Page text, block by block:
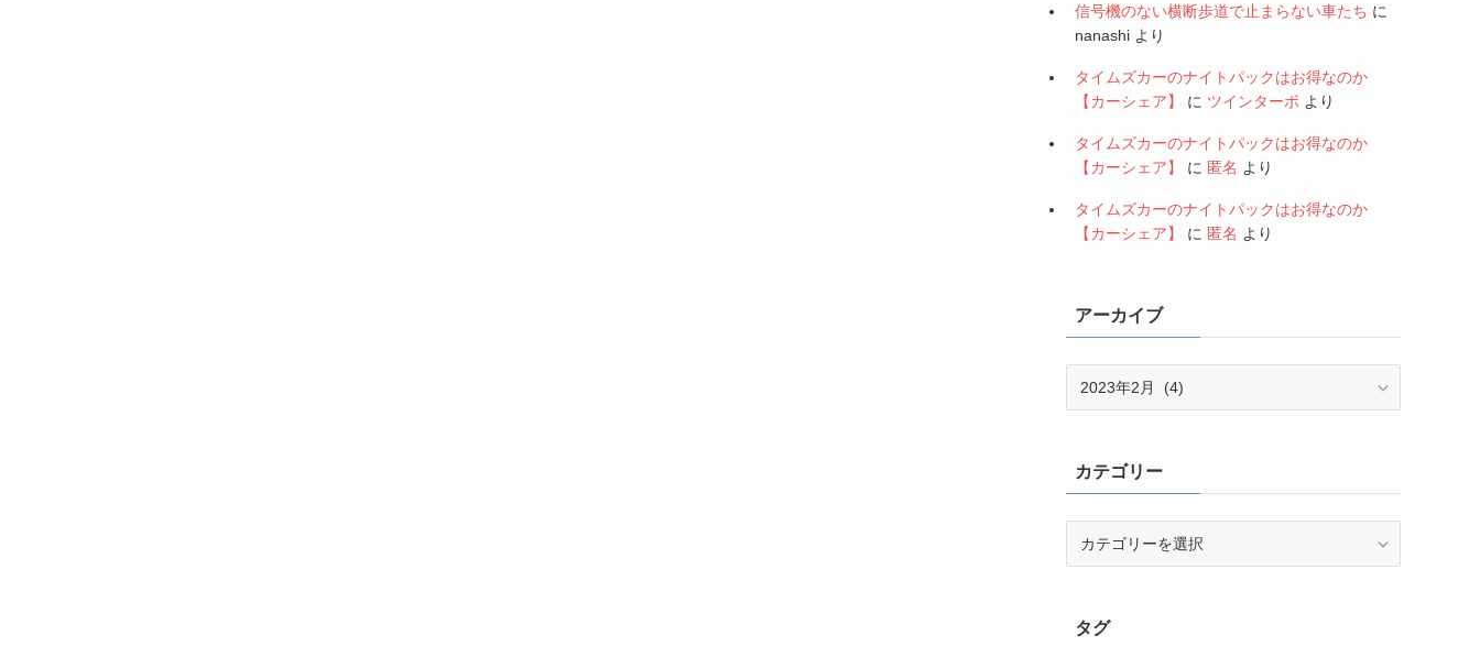
信号機のない横断歩道で止まらない車たち に
nanashi より
タイムズカーのナイトパックはお得なのか
【カーシェア】
に ツインターボ より
タイムズカーのナイトパックはお得なのか
【カーシェア】
に 匿名 より
タイムズカーのナイトパックはお得なのか
【カーシェア】
に 匿名 より
アーカイブ
ブカテゴリー
ータグ